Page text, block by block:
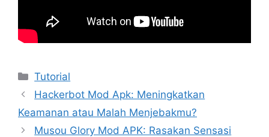
Kategori
Tutorial
Hackerbot Mod Apk: Meningkatkan
Keamanan atau Malah Menjebakmu?
Musou Glory Mod APK: Rasakan Sensasi